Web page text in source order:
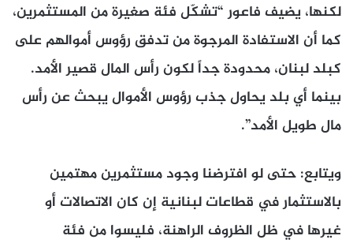
لكنها، يضيف فاعور “تشكّل فئة صغيرة من المستثمرين،
كما أن الاستفادة المرجوة من تدفق رؤوس أموالهم على
كبلد لبنان، محدودة جداً لكون رأس المال قصير الأمد.
بينما أي بلد يحاول جذب رؤوس الأموال يبحث عن رأس
مال طويل الأمد”.
ويتابع: حتى لو افترضنا وجود مستثمرين مهتمين
بالاستثمار في قطاعات لبنانية إن كان الاتصالات أو
غيرها في ظل الظروف الراهنة، فليسوا من فئة